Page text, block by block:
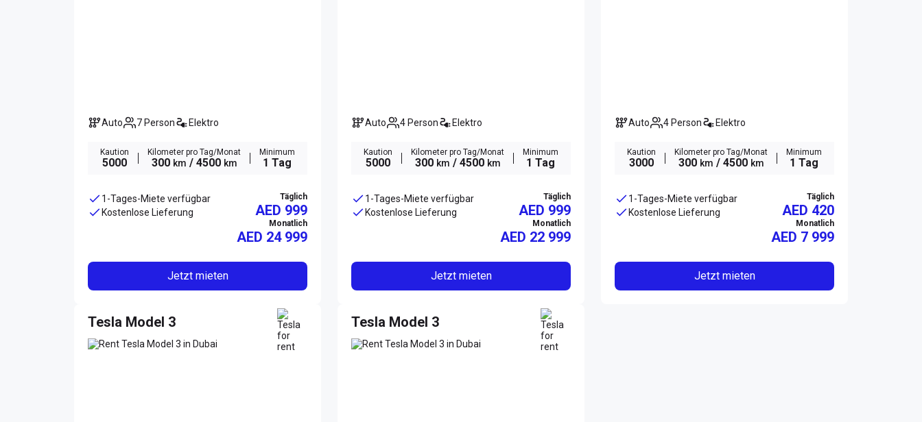
Auto 7 Person Elektro
Kaution
5000
Kilometer pro Tag/Monat
300 km / 4500 km
Minimum
1 Tag
1-Tages-Miete verfügbar
Kostenlose Lieferung
Täglich
AED 999
Monatlich
AED 24 999
Jetzt mieten
Auto 4 Person Elektro
Kaution
5000
Kilometer pro Tag/Monat
300 km / 4500 km
Minimum
1 Tag
1-Tages-Miete verfügbar
Kostenlose Lieferung
Täglich
AED 999
Monatlich
AED 22 999
Jetzt mieten
Auto 4 Person Elektro
Kaution
3000
Kilometer pro Tag/Monat
300 km / 4500 km
Minimum
1 Tag
1-Tages-Miete verfügbar
Kostenlose Lieferung
Täglich
AED 420
Monatlich
AED 7 999
Jetzt mieten
Tesla Model 3 Tesla Model 3